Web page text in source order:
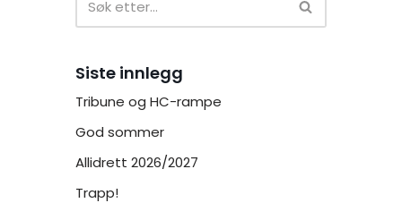
Siste innlegg
Tribune og HC-rampe
God sommer
Allidrett 2026/2027
Trapp!